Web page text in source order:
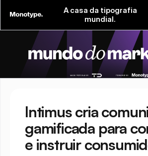
A casa da tipografia
mundial.
Intimus cria
gamificada para
e instruir